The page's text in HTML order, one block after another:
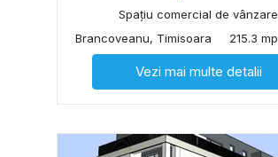
Spațiu comercial de vânzare
Brancoveanu, Timisoara
215.3 mp
Vezi mai multe detalii